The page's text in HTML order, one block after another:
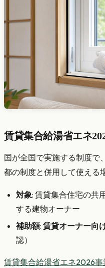
賃貸集合給湯省エネ
国が全国で実施する制度で
都の制度と併用して使える
対象: 賃貸集合住宅の共
する建物オーナー
補助額: 賃貸オーナー向
認）
賃貸集合給湯省エネ2026事